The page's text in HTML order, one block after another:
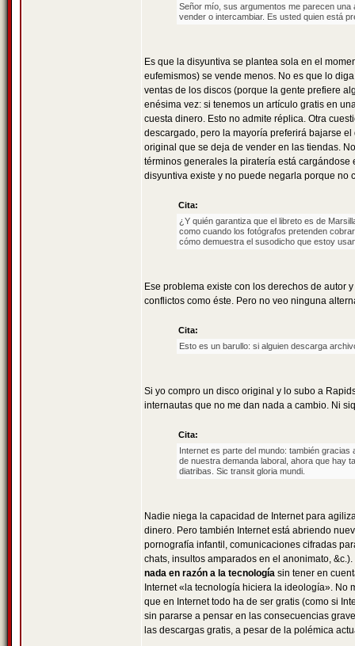
Señor mío, sus argumentos me parecen una
vender o intercambiar. Es usted quien está
Es que la disyuntiva se plantea sola en el
eufemismos) se vende menos. No es que lo
ventas de los discos (porque la gente prefiere
enésima vez: si tenemos un artículo gratis en
cuesta dinero. Esto no admite réplica. Otra
descargado, pero la mayoría preferirá bajarse
original que se deja de vender en las tiendas.
términos generales la piratería está
disyuntiva existe y no puede negarla porque no
Cita:
¿Y quién garantiza que el libreto es de
como cuando los fotógrafos pretenden
cómo demuestra el susodicho que estoy
Ese problema existe con los derechos de autor
conflictos como éste. Pero no veo ninguna
Cita:
Esto es un barullo: si alguien descarga
Si yo compro un disco original y lo subo a
internautas que no me dan nada a cambio. Ni
Cita:
Internet es parte del mundo: también
de nuestra demanda laboral, ahora que hay
diatribas. Sic transit gloria mundi.
Nadie niega la capacidad de Internet para
dinero. Pero también Internet está abriendo
pornografía infantil, comunicaciones cifradas
chats, insultos amparados en el anonimato,
nada en razón a la tecnología sin tener en
Internet «la tecnología hiciera la ideología».
que en Internet todo ha de ser gratis (como si
sin pararse a pensar en las consecuencias
las descargas gratis, a pesar de la polémica